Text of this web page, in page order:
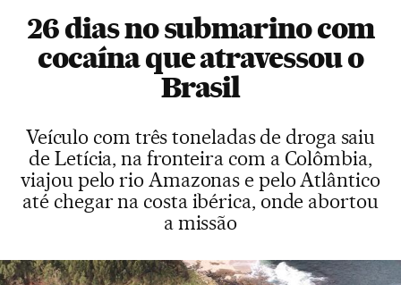
26 dias no submarino com
cocaína que atravessou o
Brasil
Veículo com três toneladas de droga saiu
de Letícia, na fronteira com a Colômbia,
viajou pelo rio Amazonas e pelo Atlântico
até chegar na costa ibérica, onde abortou
a missão